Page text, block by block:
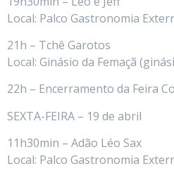
Local: Palco Gastronomia
21h – Tchê Garotos
Local: Ginásio da Femaçã
22h – Encerramento da Feira
SEXTA-FEIRA – 19 de abril
11h30min – Adão Léo Sax
Local: Palco Gastronomia